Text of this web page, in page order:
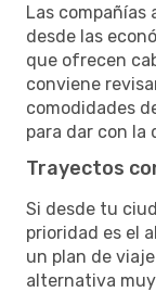
Las compañías
desde las
que ofrecen
conviene
comodidades
para dar con la
Trayectos
Si desde tu
prioridad es el
un plan de
alternativa